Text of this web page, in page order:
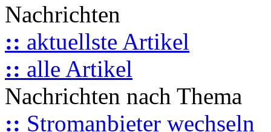
Nachrichten
:: aktuellste Artikel
:: alle Artikel
Nachrichten nach Thema
:: Stromanbieter wechseln